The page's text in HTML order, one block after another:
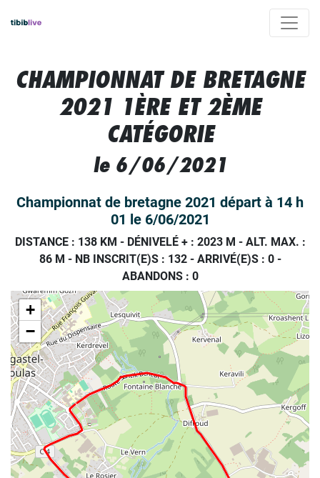
CHAMPIONNAT DE BRETAGNE
2021 1ÈRE ET 2ÈME
CATÉGORIE
le 6/06/2021
Championnat de bretagne 2021 départ à 14 h
01 le 6/06/2021
DISTANCE : 138 KM - DÉNIVELÉ + : 2023 M - ALT. MAX. :
86 M - NB INSCRIT(E)S : 132- ARRIVÉ(E)S : 0-
ABANDONS : 0
+
−